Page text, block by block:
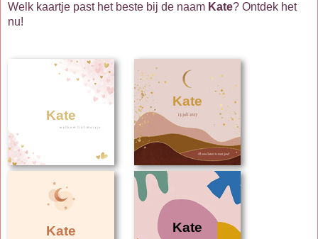
Welk kaartje past het beste bij de naam Kate? Ontdek het
nu!
Kate
Kate
Kate Kate